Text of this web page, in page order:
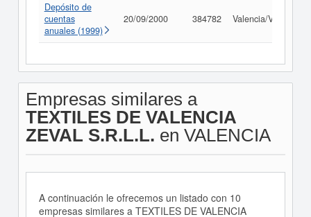
Depósito de
cuentas
anuales (1999)
20/09/2000 384782 Valencia/València
Empresas similares a
TEXTILES DE VALENCIA
ZEVAL S.R.L.L. en VALENCIA
A continuación le ofrecemos un listado con 10
empresas similares a TEXTILES DE VALENCIA